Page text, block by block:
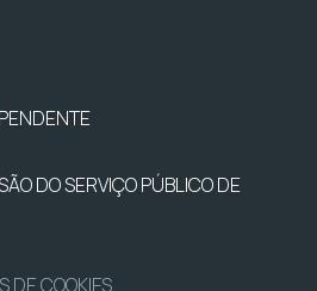
DO SERVIÇO PÚBLICO DE
DE COOKIES